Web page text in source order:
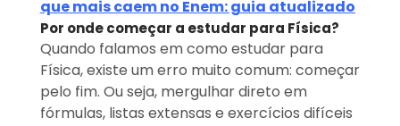
que mais caem no Enem: guia atualizado
Por onde começar a estudar para Física?
Quando falamos em como estudar para
Física, existe um erro muito comum: começar
pelo fim. Ou seja, mergulhar direto em
fórmulas, listas extensas e exercícios difíceis